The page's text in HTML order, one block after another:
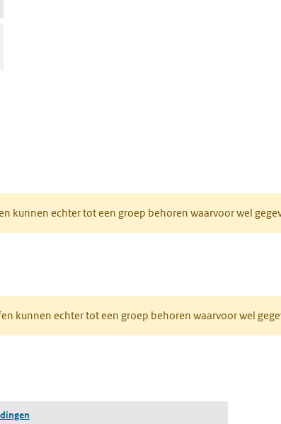
kunnen echter tot een groep behoren waarvoor wel
kunnen echter tot een groep behoren waarvoor wel